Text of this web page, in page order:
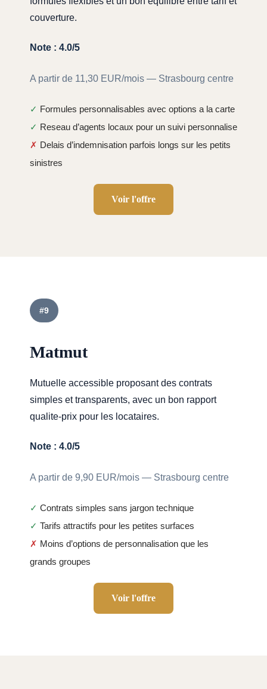
couverture.
Note : 4.0/5
A partir de 11,30 EUR/mois — Strasbourg centre
✓ Formules personnalisables avec options a la carte
✓ Reseau d’agents locaux pour un suivi personnalise
✗ Delais d’indemnisation parfois longs sur les petits
sinistres
Voir l'offre
#9
Matmut
Mutuelle accessible proposant des contrats
simples et transparents, avec un bon rapport
qualite-prix pour les locataires.
Note : 4.0/5
A partir de 9,90 EUR/mois — Strasbourg centre
✓ Contrats simples sans jargon technique
✓ Tarifs attractifs pour les petites surfaces
✗ Moins d’options de personnalisation que les
grands groupes
Voir l'offre